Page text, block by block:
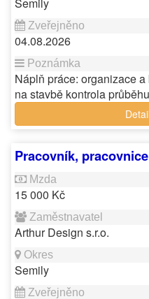
04.08.2026
Náplň práce: organizace
na stavbě kontrola
Pracovník,
15 000 Kč
Arthur Design s.r.o.
Semily